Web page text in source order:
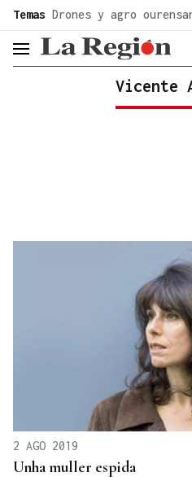
Temas Drones y agro
header.menu.open
Vicente
2 AGO 2019
Unha muller espida